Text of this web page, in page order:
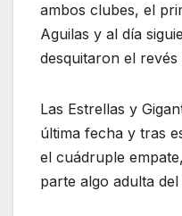
ambos clubes, el
Aguilas y al día
desquitaron el
Las Estrellas y
última fecha y tras
el cuádruple
parte algo adulta